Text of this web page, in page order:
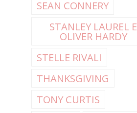
SEAN CONNERY
STANLEY LAUREL E
OLIVER HARDY
STELLE RIVALI
THANKSGIVING
TONY CURTIS